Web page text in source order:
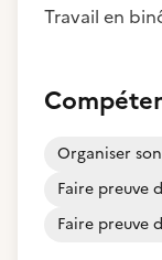
Travail en
Faire preuve
Faire preuve